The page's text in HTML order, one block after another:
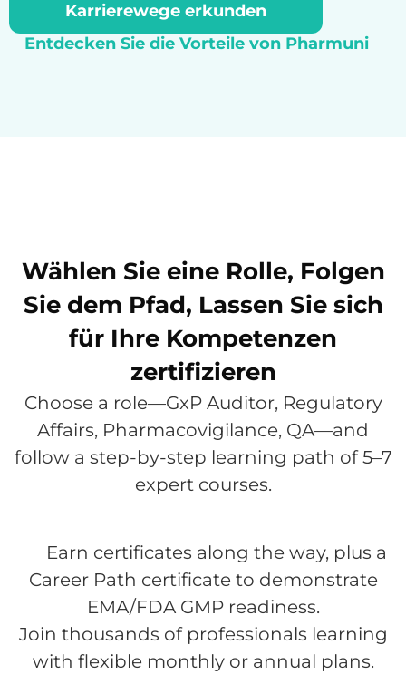
Karrierewege erkunden
Entdecken Sie die Vorteile von Pharmuni
Wählen Sie eine Rolle, Folgen
Sie dem Pfad, Lassen Sie sich
für Ihre Kompetenzen
zertifizieren
Choose a role—GxP Auditor, Regulatory
Affairs, Pharmacovigilance, QA—and
follow a step-by-step learning path of 5–7
expert courses.
Earn certificates along the way, plus a
Career Path certificate to demonstrate
EMA/FDA GMP readiness.
Join thousands of professionals learning
with flexible monthly or annual plans.